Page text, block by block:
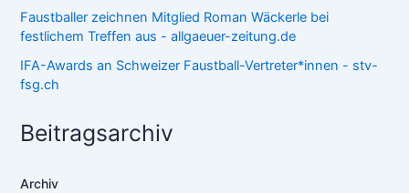
Faustballer zeichnen Mitglied Roman Wäckerle bei
festlichem Treffen aus - allgaeuer-zeitung.de
IFA-Awards an Schweizer Faustball-Vertreter*innen - stv-
fsg.ch
Beitragsarchiv
Archiv